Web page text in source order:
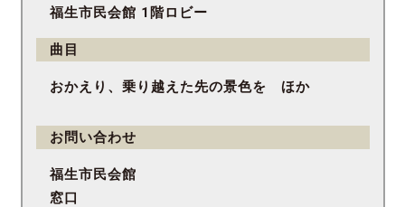
福生市民会館 1階ロビー
曲目
おかえり、乗り越えた先の景色を ほか
お問い合わせ
福生市民会館
窓口